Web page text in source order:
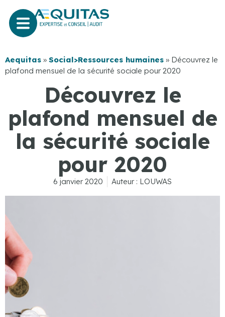
Aequitas » Social>Ressources humaines » Découvrez le
plafond mensuel de la sécurité sociale pour 2020
Découvrez le
plafond mensuel de
la sécurité sociale
pour 2020
6 janvier 2020 Auteur : LOUWAS